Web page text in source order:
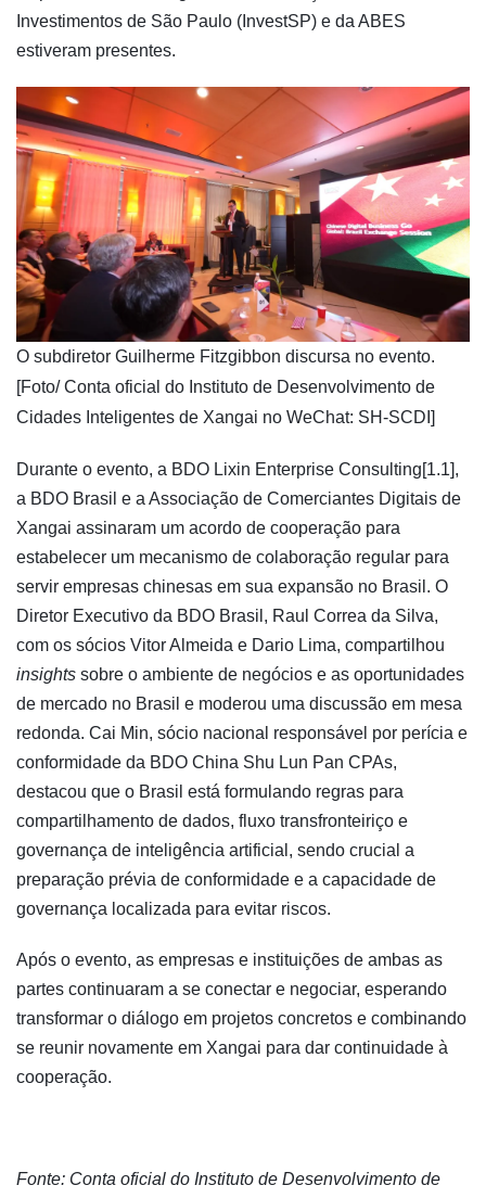
Investimentos de São Paulo (InvestSP) e da ABES
estiveram presentes.
​O subdiretor Guilherme Fitzgibbon discursa no evento.
[Foto/ Conta oficial do Instituto de Desenvolvimento de
Cidades Inteligentes de Xangai no WeChat: SH-SCDI]
Durante o evento, a BDO Lixin Enterprise Consulting[1.1],
a BDO Brasil e a Associação de Comerciantes Digitais de
Xangai assinaram um acordo de cooperação para
estabelecer um mecanismo de colaboração regular para
servir empresas chinesas em sua expansão no Brasil. O
Diretor Executivo da BDO Brasil, Raul Correa da Silva,
com os sócios Vitor Almeida e Dario Lima, compartilhou
insights sobre o ambiente de negócios e as oportunidades
de mercado no Brasil e moderou uma discussão em mesa
redonda. Cai Min, sócio nacional responsável por perícia e
conformidade da BDO China Shu Lun Pan CPAs,
destacou que o Brasil está formulando regras para
compartilhamento de dados, fluxo transfronteiriço e
governança de inteligência artificial, sendo crucial a
preparação prévia de conformidade e a capacidade de
governança localizada para evitar riscos.
Após o evento, as empresas e instituições de ambas as
partes continuaram a se conectar e negociar, esperando
transformar o diálogo em projetos concretos e combinando
se reunir novamente em Xangai para dar continuidade à
cooperação.
Fonte: Conta oficial do Instituto de Desenvolvimento de